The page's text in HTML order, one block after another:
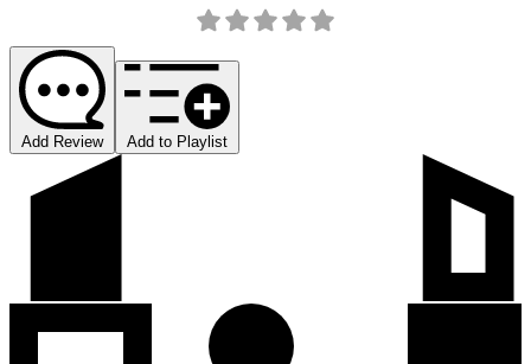
Add Review Add to Playlist